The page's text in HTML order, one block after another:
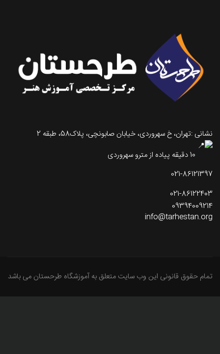
نشانی :تهران، خ سهروردی، خیابان صابونچی، پلاک58، طبقه 2
021-86121397
021-86122403
09394009214
info@tarhestan.org
تمام حقوق قانونی این وب سایت متعلق به آموزشگاه طرحستان می باشد